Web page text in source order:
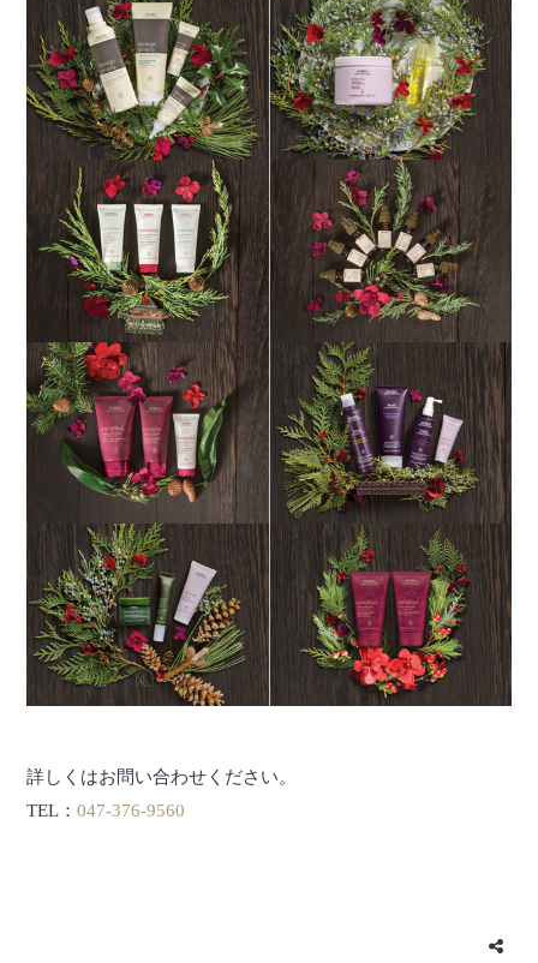
詳しくはお問い合わせください。
TEL：047-376-9560